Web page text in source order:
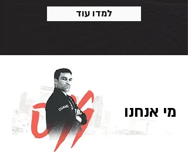
למדו עוד
מי אנחנו